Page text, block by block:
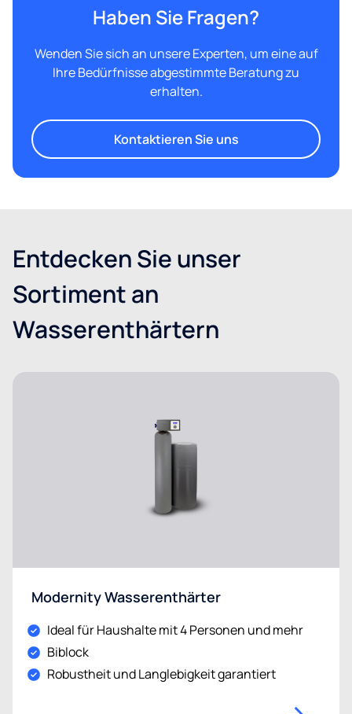
Haben Sie Fragen?
Wenden Sie sich an unsere Experten, um eine auf
Ihre Bedürfnisse abgestimmte Beratung zu
erhalten.
Kontaktieren Sie uns
Entdecken Sie unser
Sortiment an
Wasserenthärtern
Modernity Wasserenthärter
Ideal für Haushalte mit 4 Personen und mehr
Biblock
Robustheit und Langlebigkeit garantiert